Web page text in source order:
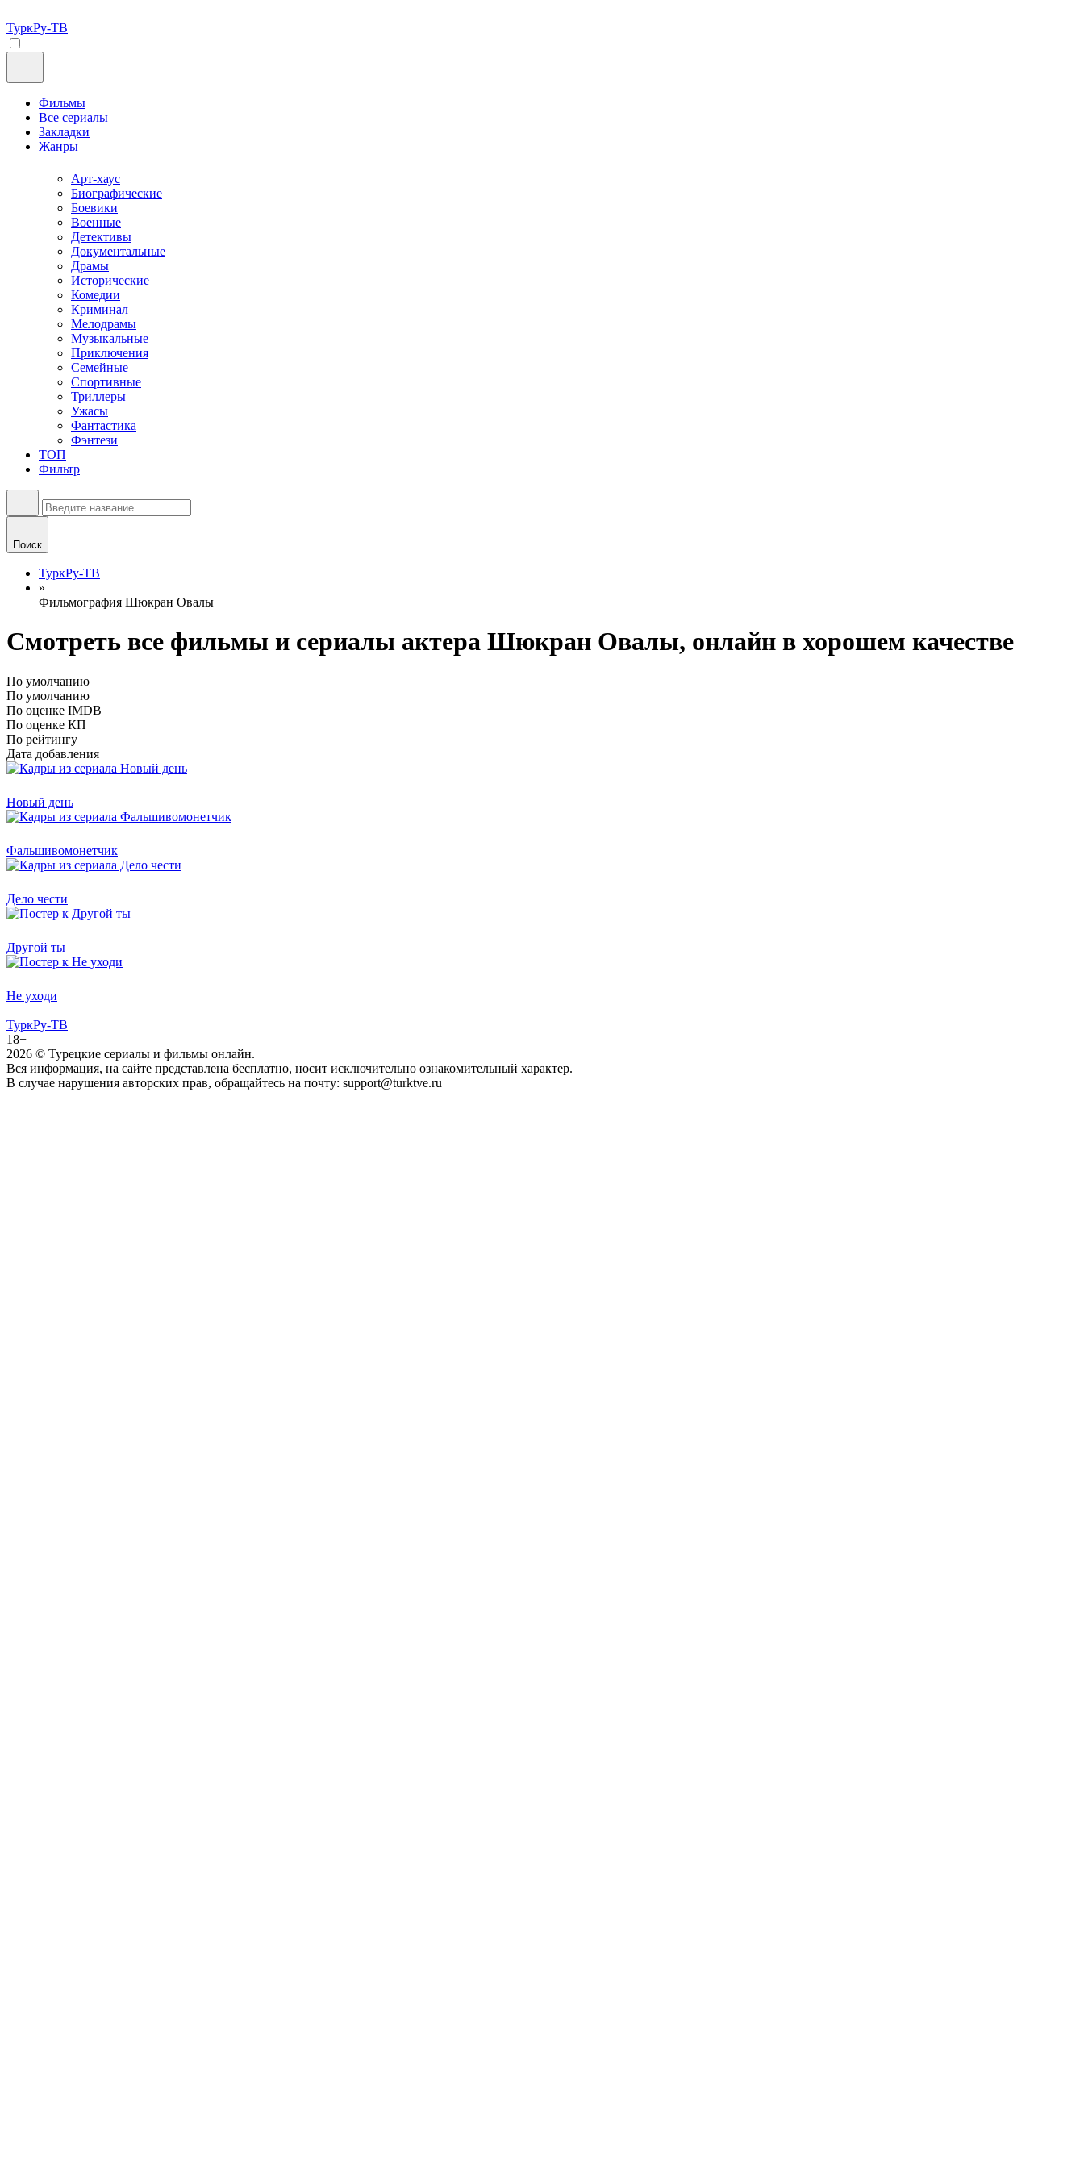
ТуркРу-ТВ
Фильмы
Все сериалы
Закладки
Жанры
Арт-хаус
Биографические
Боевики
Военные
Детективы
Документальные
Драмы
Исторические
Комедии
Криминал
Мелодрамы
Музыкальные
Приключения
Семейные
Спортивные
Триллеры
Ужасы
Фантастика
Фэнтези
ТОП
Фильтр
Поиск
ТуркРу-ТВ
»
Фильмография Шюкран Овалы
Смотреть все фильмы и сериалы актера Шюкран Овалы, онлайн в хорошем качестве
По умолчанию
По умолчанию
По оценке IMDB
По оценке КП
По рейтингу
Дата добавления
Новый день
Фальшивомонетчик
Дело чести
Другой ты
Не уходи
ТуркРу-ТВ
18+
2026 © Турецкие сериалы и фильмы онлайн.
Вся информация, на сайте представлена бесплатно, носит исключительно ознакомительный характер.
В случае нарушения авторских прав, обращайтесь на почту: support@turktve.ru